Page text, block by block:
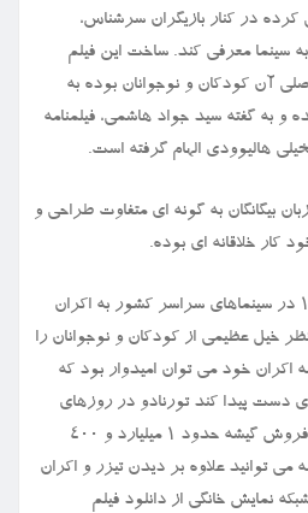
در کنار بازیگران سرشناس،
سینما معرفی کند. ساخت این فیلم
آن کودکان و نوجوانان بوده به
و به گفته سید جواد هاشمی، فیلمنامه
هالیوودی الهام گرفته است.
بیگانگان به گونه ای متفاوت طراحی و
کار خلاقانه ای بوده.
فیلم تورنا۲ در ۱۵ آبان ۱۳۹۸ در سینماهای سراسر کشور به اکران
خیل عظیمی از کودکان و نوجوانان را
اکران خود می توان امیدوار بود که
دست پیدا کند تورنادو در روزهای
پایانی اکران خود توانست به فروش گیشه حدود ۱ میلیارد و ۴۰۰
می توانید علاوه بر دیدن تیزر و اکران
نمایش خانگی از دانلود فیلم